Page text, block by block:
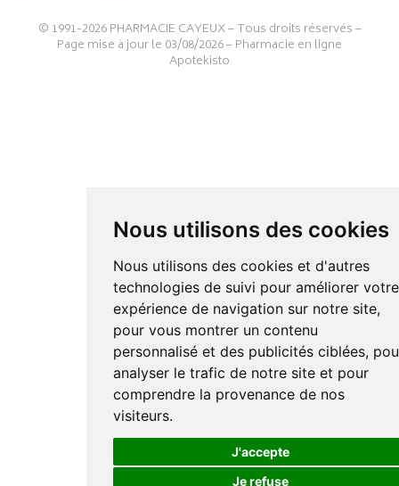
Nous utilisons des cookies
Nous utilisons des cookies et d'autres
technologies de suivi pour améliorer votre
expérience de navigation sur notre site,
pour vous montrer un contenu
personnalisé et des publicités ciblées,
analyser le trafic de notre site et pour
comprendre la provenance de nos
visiteurs.
J'accepte
Je refuse
© 1991-2026PHARMACIE CAYEUX– Tous droits réservés –
Page mise à jour le 03/08/2026 –Pharmacie en ligne
Apotekisto